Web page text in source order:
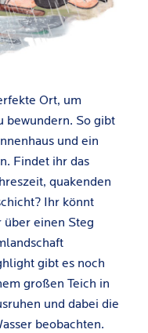
Ort, um
bewundern. So gibt
und ein
Findet ihr das
quakenden
Ihr könnt
einen Steg
gibt es noch
großen Teich in
und dabei die
beobachten.